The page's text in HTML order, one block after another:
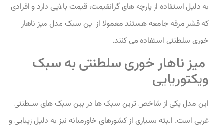
به دلیل استفاده از پارچه های گرانقیمت، قیمت بالایی دارد و افرادی
که قشر مرفه جامعه هستند معمولا از این سبک مدل میز ناهار
خوری سلطنتی استفاده می کنند.
میز ناهار خوری سلطنتی به سبک
ویکتوریایی
این مدل یکی از شاخص ترین سبک ها در بین سبک های سلطنتی
غربی است. البته بسیاری از کشورهای خاورمیانه نیز به دلیل زیبایی و